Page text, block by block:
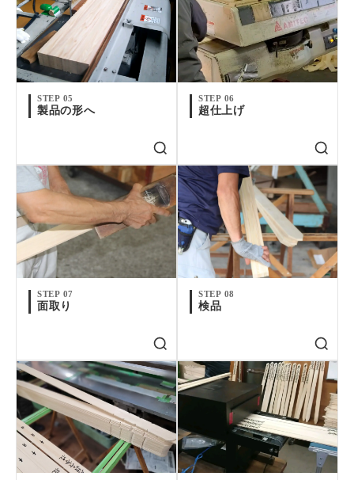
STEP 05
製品の形へ
STEP 06
超仕上げ
STEP 07
面取り
STEP 08
検品